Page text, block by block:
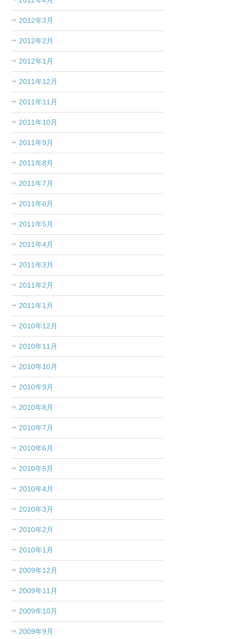
2012年3月
2012年2月
2012年1月
2011年12月
2011年11月
2011年10月
2011年9月
2011年8月
2011年7月
2011年6月
2011年5月
2011年4月
2011年3月
2011年2月
2011年1月
2010年12月
2010年11月
2010年10月
2010年9月
2010年8月
2010年7月
2010年6月
2010年5月
2010年4月
2010年3月
2010年2月
2010年1月
2009年12月
2009年11月
2009年10月
2009年9月